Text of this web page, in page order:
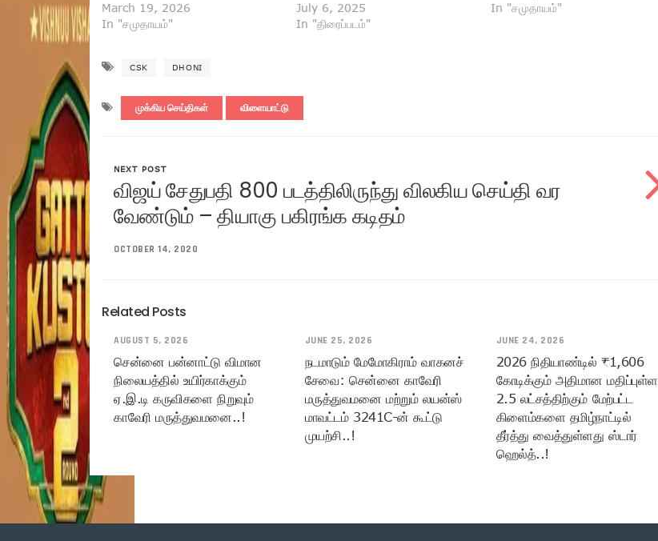
March 19, 2026
In "சமுதாயம்"
July 6, 2025
In "திரைப்படம்"
In "சமுதாயம்"
CSK DHONI
முக்கிய செய்திகள் விளையாட்டு
NEXT POST
விஜய் சேதுபதி 800 படத்திலிருந்து விலகிய செய்தி வர
வேண்டும் – தியாகு பகிரங்க கடிதம்
OCTOBER 14, 2020
Related Posts
AUGUST 5, 2026
சென்னை பன்னாட்டு விமான
நிலையத்தில் உயிர்காக்கும்
ஏ.இ.டி கருவிகளை நிறுவும்
காவேரி மருத்துவமனை..!
JUNE 25, 2026
நடமாடும் மேமோகிராம் வாகனச்
சேவை: சென்னை காவேரி
மருத்துவமனை மற்றும் லயன்ஸ்
மாவட்டம் 3241C-ன் கூட்டு
முயற்சி..!
JUNE 24, 2026
2026 நிதியாண்டில் ₹1,606
கோடிக்கும் அதிமான மதிப்புள்ள
2.5 லட்சத்திற்கும் மேற்பட்ட
கிளைம்களை தமிழ்நாட்டில்
தீர்த்து வைத்துள்ளது ஸ்டார்
ஹெல்த்..!